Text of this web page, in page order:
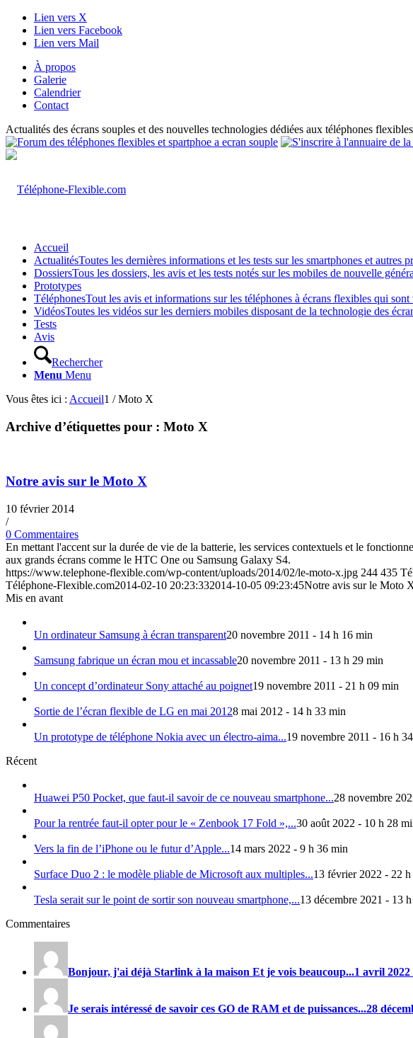
Lien vers X
Lien vers Facebook
Lien vers Mail
À propos
Galerie
Calendrier
Contact
Actualités des écrans souples et des nouvelles technologies dédiées aux téléphones flexibles
Accueil
ActualitésToutes les dernières informations et les tests sur les smartphones et autres
DossiersTous les dossiers, les avis et les tests notés sur les mobiles de nouvelle
Prototypes
TéléphonesTout les avis et informations sur les téléphones à écrans flexibles qui
VidéosToutes les vidéos sur les derniers mobiles disposant de la technologie des
Tests
Avis
Rechercher
Menu Menu
Vous êtes ici : Accueil1 / Moto X
Archive d’étiquettes pour : Moto X
Notre avis sur le Moto X
10 février 2014
/
0 Commentaires
En mettant l'accent sur la durée de vie de la batterie, les services contextuels et le
aux grands écrans comme le HTC One ou Samsung Galaxy S4.
https://www.telephone-flexible.com/wp-content/uploads/2014/02/le-moto-x.jpg 244 435
Téléphone-Flexible.com2014-02-10 20:23:332014-10-05 09:23:45Notre avis sur le Moto
Mis en avant
Un ordinateur Samsung à écran transparent20 novembre 2011 - 14 h 16 min
Samsung fabrique un écran mou et incassable20 novembre 2011 - 13 h 29 min
Un concept d’ordinateur Sony attaché au poignet19 novembre 2011 - 21 h 09 min
Sortie de l’écran flexible de LG en mai 20128 mai 2012 - 14 h 33 min
Un prototype de téléphone Nokia avec un électro-aima...19 novembre 2011 - 16 h
Récent
Huawei P50 Pocket, que faut-il savoir de ce nouveau smartphone...28 novembre
Pour la rentrée faut-il opter pour le « Zenbook 17 Fold »,...30 août 2022 - 10 h 28
Vers la fin de l’iPhone ou le futur d’Apple...14 mars 2022 - 9 h 36 min
Surface Duo 2 : le modèle pliable de Microsoft aux multiples...13 février 2022 - 22
Tesla serait sur le point de sortir son nouveau smartphone,...13 décembre 2021 - 13
Commentaires
Bonjour, j'ai déjà Starlink à la maison Et je vois beaucoup...1 avril
Je serais intéressé de savoir ces GO de RAM et de puissances...28